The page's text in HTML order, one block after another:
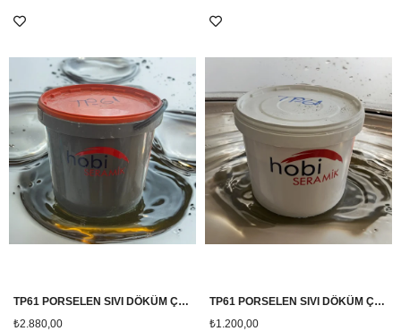
TP61 PORSELEN SIVI DÖKÜM ÇAMURU 25KG
₺2.880,00
TP61 PORSELEN SIVI DÖKÜM ÇAMURU 10KG
₺1.200,00